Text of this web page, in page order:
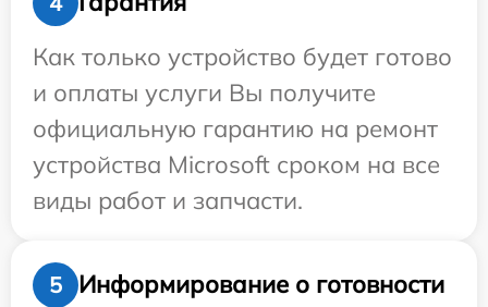
Как только устройство будет готово
и оплаты услуги Вы получите
официальную гарантию на ремонт
устройства Microsoft сроком на все
виды работ и запчасти.
5
Информирование о готовности